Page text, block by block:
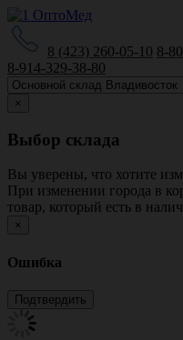
8 (423) 260-05-10 8-
8-914-329-38-80
×
Выбор склада
Вы уверены, что хотите
При изменении города в
товар, который есть в
×
Ошибка